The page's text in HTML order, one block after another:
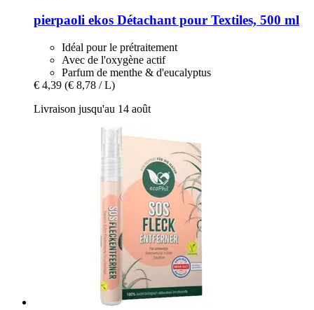
pierpaoli ekos Détachant pour Textiles, 500 ml
Idéal pour le prétraitement
Avec de l'oxygène actif
Parfum de menthe & d'eucalyptus
€ 4,39 (€ 8,78 / L)
Livraison jusqu'au 14 août